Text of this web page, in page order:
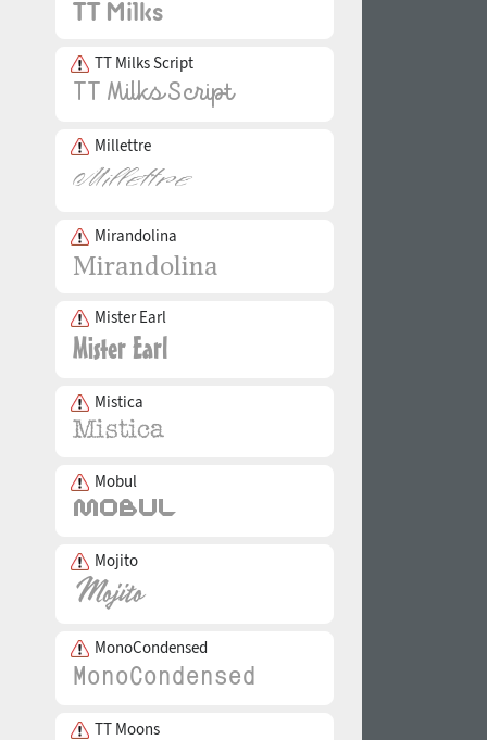
TT Milks Script
Millettre
Mirandolina
Mister Earl
Mistica
Mobul
Mojito
MonoCondensed
TT Moons